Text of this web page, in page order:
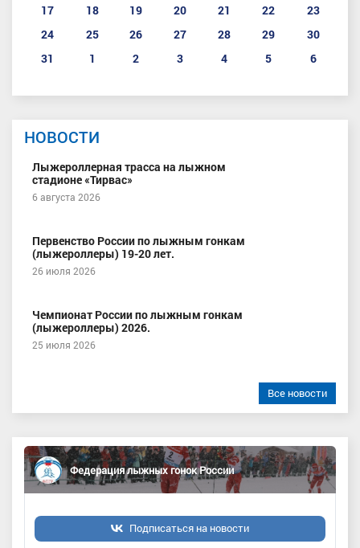
17
18 19 20 21 22
23
24
25 26 27 28 29
30
31
1 2 3 4 5 6
НОВОСТИ
Лыжероллерная трасса на лыжном
стадионе «Тирвас»
6 августа 2026
Первенство России по лыжным гонкам
(лыжероллеры) 19-20 лет.
26 июля 2026
Чемпионат России по лыжным гонкам
(лыжероллеры) 2026.
25 июля 2026
Все новости
Федерация лыжных гонок России
Подписаться на новости